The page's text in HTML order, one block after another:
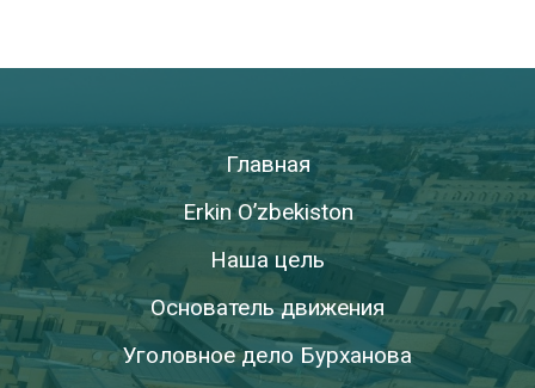
Главная
Erkin O’zbekiston
Наша цель
Основатель движения
Уголовное дело Бурханова